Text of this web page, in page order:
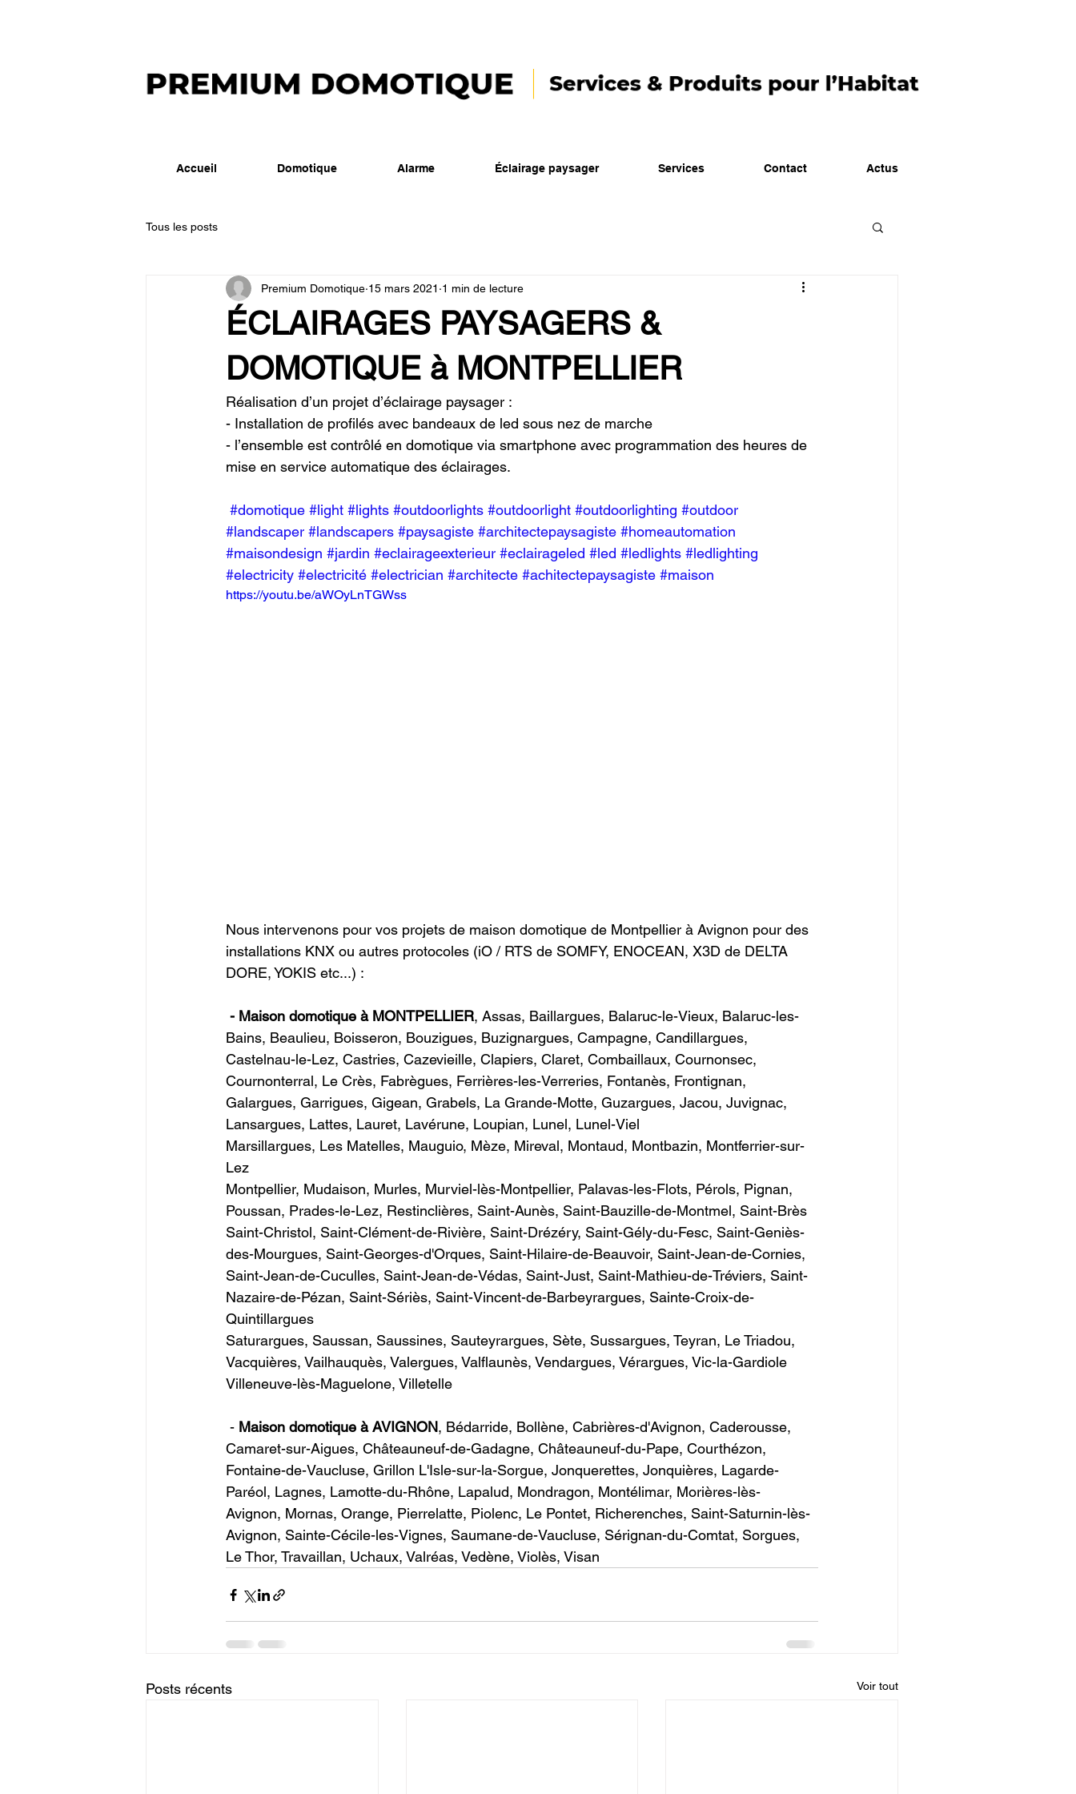
Accueil Domotique Alarme Éclairage paysager Services Contact Actus
Tous les posts
ÉCLAIRAGES PAYSAGERS &
DOMOTIQUE à MONTPELLIER
Premium Domotique 15 mars 2021 1 min de lecture
Réalisation d’un projet d’éclairage paysager :
- Installation de profilés avec bandeaux de led sous nez de marche
- l’ensemble est contrôlé en domotique via smartphone avec programmation des heures de
mise en service automatique des éclairages.
#domotique #light #lights #outdoorlights #outdoorlight #outdoorlighting #outdoor
#landscaper #landscapers #paysagiste #architectepaysagiste #homeautomation
#maisondesign #jardin #eclairageexterieur #eclairageled #led #ledlights #ledlighting
#electricity #electricité #electrician #architecte #achitectepaysagiste #maison
https://youtu.be/aWOyLnTGWss
Nous intervenons pour vos projets de maison domotique de Montpellier à Avignon pour des
installations KNX ou autres protocoles (iO / RTS de SOMFY, ENOCEAN, X3D de DELTA
DORE, YOKIS etc...) :
- Maison domotique à MONTPELLIER, Assas, Baillargues, Balaruc-le-Vieux, Balaruc-les-
Bains, Beaulieu, Boisseron, Bouzigues, Buzignargues, Campagne, Candillargues,
Castelnau-le-Lez, Castries, Cazevieille, Clapiers, Claret, Combaillaux, Cournonsec,
Cournonterral, Le Crès, Fabrègues, Ferrières-les-Verreries, Fontanès, Frontignan,
Galargues, Garrigues, Gigean, Grabels, La Grande-Motte, Guzargues, Jacou, Juvignac,
Lansargues, Lattes, Lauret, Lavérune, Loupian, Lunel, Lunel-Viel
Marsillargues, Les Matelles, Mauguio, Mèze, Mireval, Montaud, Montbazin, Montferrier-sur-
Lez
Montpellier, Mudaison, Murles, Murviel-lès-Montpellier, Palavas-les-Flots, Pérols, Pignan,
Poussan, Prades-le-Lez, Restinclières, Saint-Aunès, Saint-Bauzille-de-Montmel, Saint-Brès
Saint-Christol, Saint-Clément-de-Rivière, Saint-Drézéry, Saint-Gély-du-Fesc, Saint-Geniès-
des-Mourgues, Saint-Georges-d'Orques, Saint-Hilaire-de-Beauvoir, Saint-Jean-de-Cornies,
Saint-Jean-de-Cuculles, Saint-Jean-de-Védas, Saint-Just, Saint-Mathieu-de-Tréviers, Saint-
Nazaire-de-Pézan, Saint-Sériès, Saint-Vincent-de-Barbeyrargues, Sainte-Croix-de-
Quintillargues
Saturargues, Saussan, Saussines, Sauteyrargues, Sète, Sussargues, Teyran, Le Triadou,
Vacquières, Vailhauquès, Valergues, Valflaunès, Vendargues, Vérargues, Vic-la-Gardiole
Villeneuve-lès-Maguelone, Villetelle
- Maison domotique à AVIGNON​, Bédarride, Bollène, Cabrières-d'Avignon, Caderousse,
Camaret-sur-Aigues, Châteauneuf-de-Gadagne, Châteauneuf-du-Pape, Courthézon,
Fontaine-de-Vaucluse, Grillon L'Isle-sur-la-Sorgue, Jonquerettes, Jonquières, Lagarde-
Paréol, Lagnes, Lamotte-du-Rhône, Lapalud, Mondragon, Montélimar, Morières-lès-
Avignon, Mornas, Orange, Pierrelatte, Piolenc, Le Pontet, Richerenches, Saint-Saturnin-lès-
Avignon, Sainte-Cécile-les-Vignes, Saumane-de-Vaucluse, Sérignan-du-Comtat, Sorgues,
Le Thor, Travaillan, Uchaux, Valréas, Vedène, Violès, Visan
Posts récents Voir tout